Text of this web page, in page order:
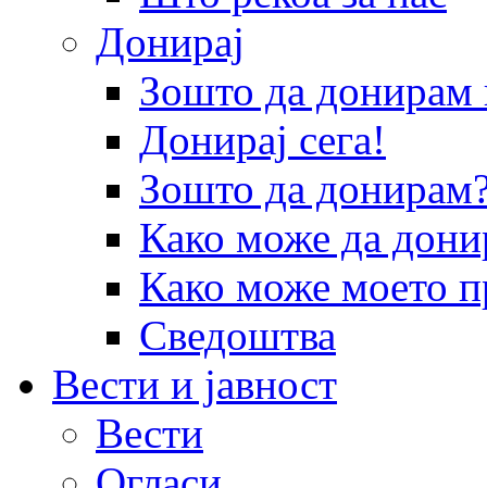
Донирај
Зошто да
Донирај сега!
Зошто да
Како може да
Како може моето
Сведоштва
Вести и јавност
Вести